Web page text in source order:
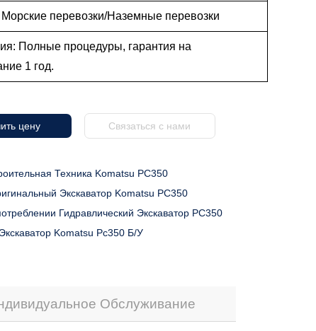
Морские перевозки/Наземные перевозки
Полные процедуры, гарантия на
1 год.
цену Связаться с нами
Техника Komatsu PC350
Экскаватор Komatsu PC350
Гидравлический Экскаватор PC350
Komatsu Pc350 Б/у
Обслуживание